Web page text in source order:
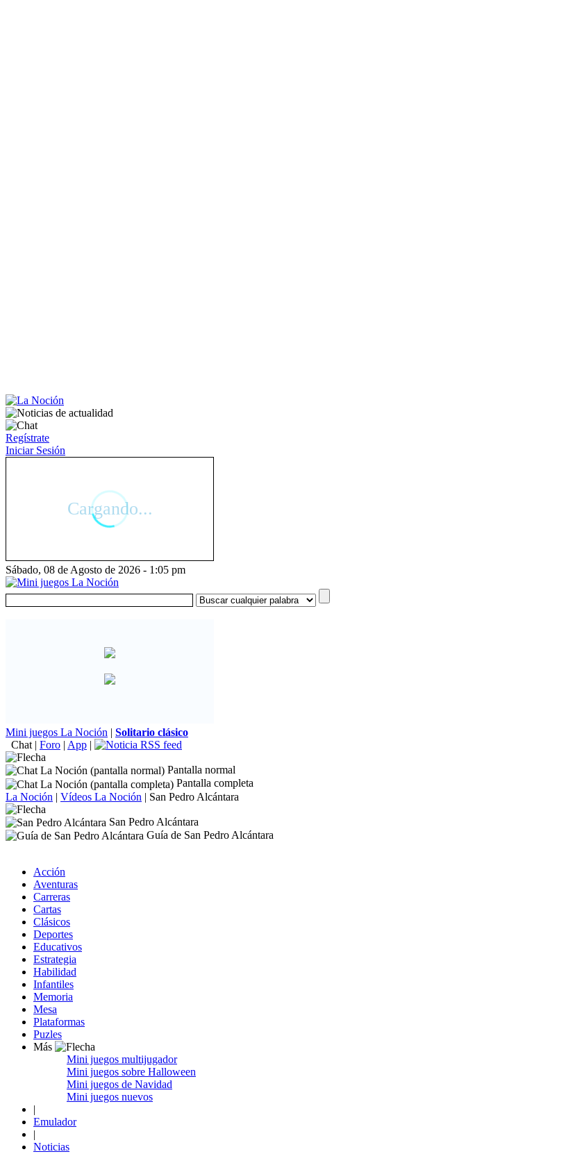
Regístrate
Iniciar Sesión
Sábado, 08 de Agosto de 2026 - 1:05 pm
Mini juegos La Noción | Solitario clásico
Chat | Foro | App |
Pantalla normal
Pantalla completa
La Noción | Vídeos La Noción | San Pedro Alcántara
San Pedro Alcántara
Guía de San Pedro Alcántara
Acción
Aventuras
Carreras
Cartas
Clásicos
Deportes
Educativos
Estrategia
Habilidad
Infantiles
Memoria
Mesa
Plataformas
Puzles
Más
Mini juegos multijugador
Mini juegos sobre Halloween
Mini juegos de Navidad
Mini juegos nuevos
|
Emulador
|
Noticias